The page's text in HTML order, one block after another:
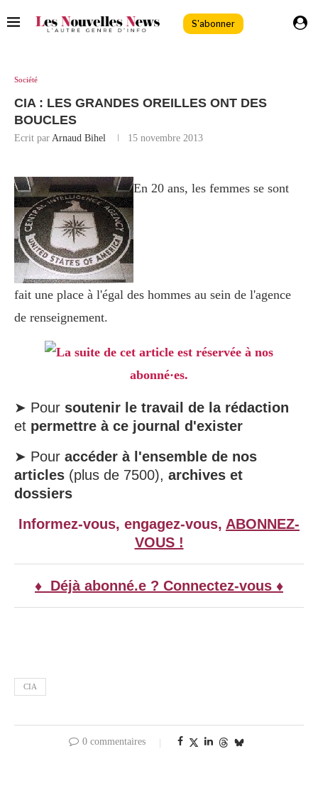
S'abonner
Société
CIA : LES GRANDES OREILLES ONT DES
BOUCLES
Ecrit par Arnaud Bihel 15 novembre 2013
En 20 ans, les femmes se sont
fait une place à l'égal des hommes au sein de l'agence
de renseignement.
La suite de cet article est réservée à nos
abonné·es.
➤ Pour soutenir le travail de la rédaction
et permettre à ce journal d'exister
➤ Pour accéder à l'ensemble de nos
articles (plus de 7500), archives et
dossiers
Informez-vous, engagez-vous, ABONNEZ-
VOUS !
♦ Déjà abonné.e ? Connectez-vous ♦
CIA
0 commentaires